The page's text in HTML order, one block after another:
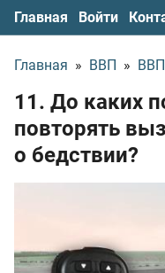
Главная Войти
Главная » ВВП »
11. До каких
повторять
о бедствии?